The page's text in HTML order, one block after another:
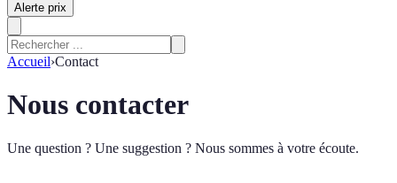
Alerte prix
Accueil›Contact
Nous contacter
Une question ? Une suggestion ? Nous sommes à votre écoute.